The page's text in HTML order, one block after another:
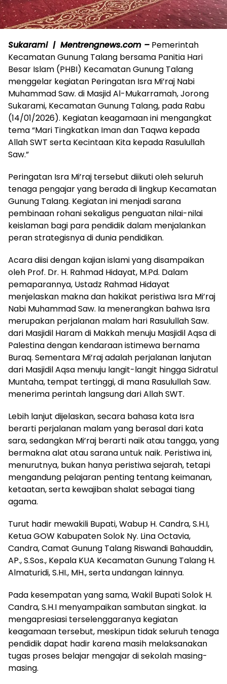
Sukarami | Mentrengnews.com – Pemerintah
Kecamatan Gunung Talang bersama Panitia Hari
Besar Islam (PHBI) Kecamatan Gunung Talang
menggelar kegiatan Peringatan Isra Mi’raj Nabi
Muhammad Saw. di Masjid Al-Mukarramah, Jorong
Sukarami, Kecamatan Gunung Talang, pada Rabu
(14/01/2026). Kegiatan keagamaan ini mengangkat
tema “Mari Tingkatkan Iman dan Taqwa kepada
Allah SWT serta Kecintaan Kita kepada Rasulullah
Saw.”
Peringatan Isra Mi’raj tersebut diikuti oleh seluruh
tenaga pengajar yang berada di lingkup Kecamatan
Gunung Talang. Kegiatan ini menjadi sarana
pembinaan rohani sekaligus penguatan nilai-nilai
keislaman bagi para pendidik dalam menjalankan
peran strategisnya di dunia pendidikan.
Acara diisi dengan kajian islami yang disampaikan
oleh Prof. Dr. H. Rahmad Hidayat, M.Pd. Dalam
pemaparannya, Ustadz Rahmad Hidayat
menjelaskan makna dan hakikat peristiwa Isra Mi’raj
Nabi Muhammad Saw. Ia menerangkan bahwa Isra
merupakan perjalanan malam hari Rasulullah Saw.
dari Masjidil Haram di Makkah menuju Masjidil Aqsa di
Palestina dengan kendaraan istimewa bernama
Buraq. Sementara Mi’raj adalah perjalanan lanjutan
dari Masjidil Aqsa menuju langit-langit hingga Sidratul
Muntaha, tempat tertinggi, di mana Rasulullah Saw.
menerima perintah langsung dari Allah SWT.
Lebih lanjut dijelaskan, secara bahasa kata Isra
berarti perjalanan malam yang berasal dari kata
sara, sedangkan Mi’raj berarti naik atau tangga, yang
bermakna alat atau sarana untuk naik. Peristiwa ini,
menurutnya, bukan hanya peristiwa sejarah, tetapi
mengandung pelajaran penting tentang keimanan,
ketaatan, serta kewajiban shalat sebagai tiang
agama.
Turut hadir mewakili Bupati, Wabup H. Candra, S.H.I,
Ketua GOW Kabupaten Solok Ny. Lina Octavia,
Candra, Camat Gunung Talang Riswandi Bahauddin,
AP., S.Sos., Kepala KUA Kecamatan Gunung Talang H.
Almaturidi, S.HI., MH., serta undangan lainnya.
Pada kesempatan yang sama, Wakil Bupati Solok H.
Candra, S.H.I menyampaikan sambutan singkat. Ia
mengapresiasi terselenggaranya kegiatan
keagamaan tersebut, meskipun tidak seluruh tenaga
pendidik dapat hadir karena masih melaksanakan
tugas proses belajar mengajar di sekolah masing-
masing.